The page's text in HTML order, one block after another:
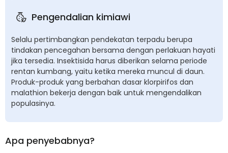
Pengendalian kimiawi
Selalu pertimbangkan pendekatan terpadu berupa
tindakan pencegahan bersama dengan perlakuan hayati
jika tersedia. Insektisida harus diberikan selama periode
rentan kumbang, yaitu ketika mereka muncul di daun.
Produk-produk yang berbahan dasar klorpirifos dan
malathion bekerja dengan baik untuk mengendalikan
populasinya.
Apa penyebabnya?